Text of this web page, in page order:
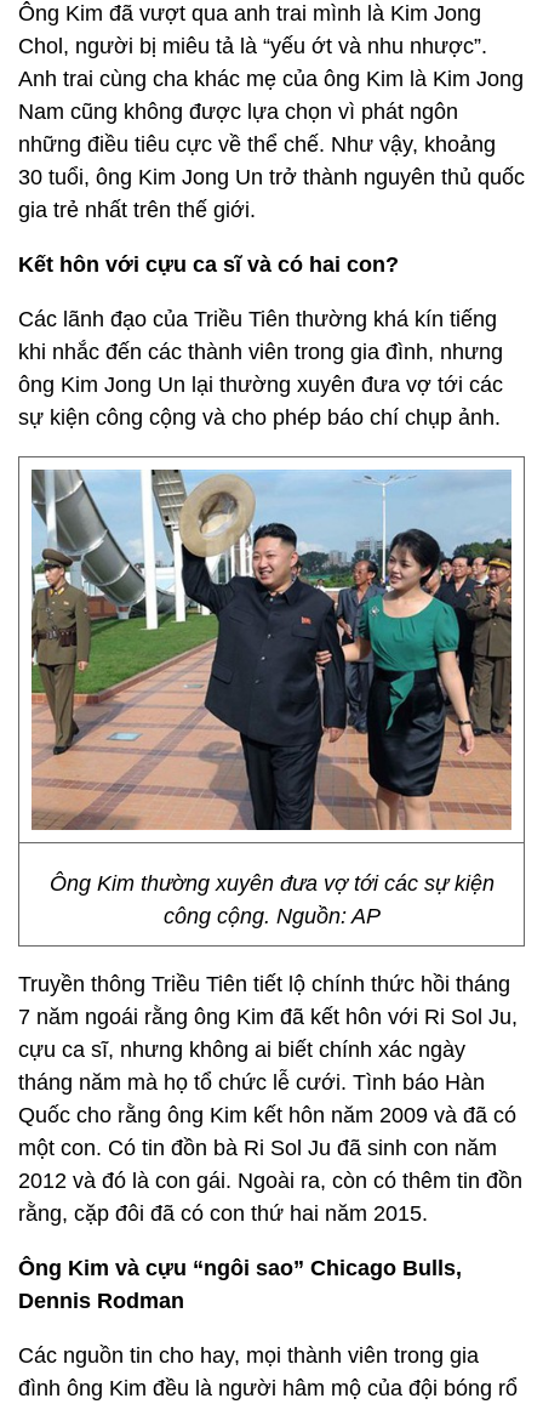
Ông Kim đã vượt qua anh trai mình là Kim Jong
Chol, người bị miêu tả là “yếu ớt và nhu nhược”.
Anh trai cùng cha khác mẹ của ông Kim là Kim Jong
Nam cũng không được lựa chọn vì phát ngôn
những điều tiêu cực về thể chế. Như vậy, khoảng
30 tuổi, ông Kim Jong Un trở thành nguyên thủ quốc
gia trẻ nhất trên thế giới.
Kết hôn với cựu ca sĩ và có hai con?
Các lãnh đạo của Triều Tiên thường khá kín tiếng
khi nhắc đến các thành viên trong gia đình, nhưng
ông Kim Jong Un lại thường xuyên đưa vợ tới các
sự kiện công cộng và cho phép báo chí chụp ảnh.
Ông Kim thường xuyên đưa vợ tới các sự kiện
công cộng. Nguồn: AP
Truyền thông Triều Tiên tiết lộ chính thức hồi tháng
7 năm ngoái rằng ông Kim đã kết hôn với Ri Sol Ju,
cựu ca sĩ, nhưng không ai biết chính xác ngày
tháng năm mà họ tổ chức lễ cưới. Tình báo Hàn
Quốc cho rằng ông Kim kết hôn năm 2009 và đã có
một con. Có tin đồn bà Ri Sol Ju đã sinh con năm
2012 và đó là con gái. Ngoài ra, còn có thêm tin đồn
rằng, cặp đôi đã có con thứ hai năm 2015.
Ông Kim và cựu “ngôi sao” Chicago Bulls,
Dennis Rodman
Các nguồn tin cho hay, mọi thành viên trong gia
đình ông Kim đều là người hâm mộ của đội bóng rổ